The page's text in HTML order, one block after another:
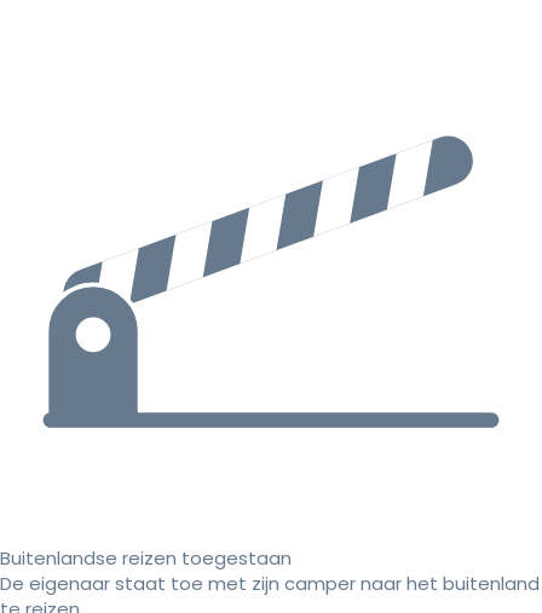
Buitenlandse reizen toegestaan
De eigenaar staat toe met zijn camper naar het buitenland